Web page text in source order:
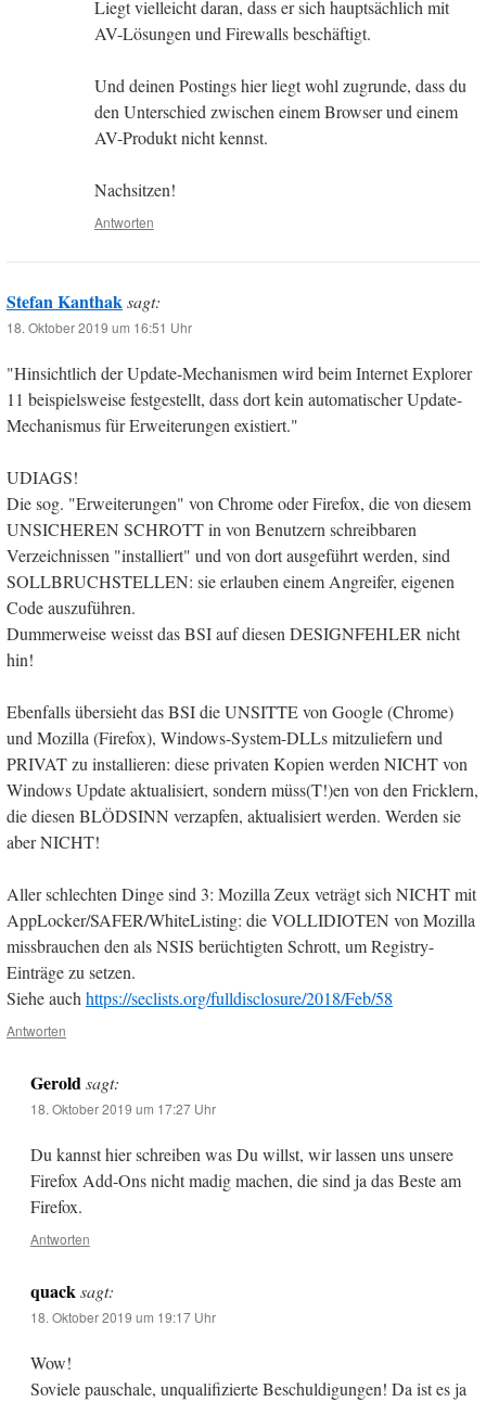
Liegt vielleicht daran, dass er sich hauptsächlich mit
AV-Lösungen und Firewalls beschäftigt.
Und deinen Postings hier liegt wohl zugrunde, dass du
den Unterschied zwischen einem Browser und einem
AV-Produkt nicht kennst.
Nachsitzen!
Antworten
Stefan Kanthaksagt:
18. Oktober 2019 um 16:51 Uhr
"Hinsichtlich der Update-Mechanismen wird beim Internet Explorer
11 beispielsweise festgestellt, dass dort kein automatischer Update-
Mechanismus für Erweiterungen existiert."
UDIAGS!
Die sog. "Erweiterungen" von Chrome oder Firefox, die von diesem
UNSICHEREN SCHROTT in von Benutzern schreibbaren
Verzeichnissen "installiert" und von dort ausgeführt werden, sind
SOLLBRUCHSTELLEN: sie erlauben einem Angreifer, eigenen
Code auszuführen.
Dummerweise weisst das BSI auf diesen DESIGNFEHLER nicht
hin!
Ebenfalls übersieht das BSI die UNSITTE von Google (Chrome)
und Mozilla (Firefox), Windows-System-DLLs mitzuliefern und
PRIVAT zu installieren: diese privaten Kopien werden NICHT von
Windows Update aktualisiert, sondern müss(T!)en von den Fricklern,
die diesen BLÖDSINN verzapfen, aktualisiert werden. Werden sie
aber NICHT!
Aller schlechten Dinge sind 3: Mozilla Zeux veträgt sich NICHT mit
AppLocker/SAFER/WhiteListing: die VOLLIDIOTEN von Mozilla
missbrauchen den als NSIS berüchtigten Schrott, um Registry-
Einträge zu setzen.
Siehe auch https://seclists.org/fulldisclosure/2018/Feb/58
Antworten
Gerold sagt:
18. Oktober 2019 um 17:27 Uhr
Du kannst hier schreiben was Du willst, wir lassen uns unsere
Firefox Add-Ons nicht madig machen, die sind ja das Beste am
Firefox.
Antworten
quack sagt:
18. Oktober 2019 um 19:17 Uhr
Wow!
Soviele pauschale, unqualifizierte Beschuldigungen! Da ist es ja